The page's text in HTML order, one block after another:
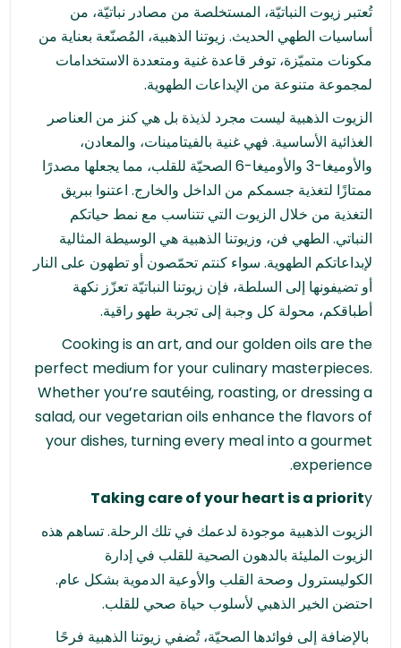
تُعتبر زيوت النباتيّة، المستخلصة من مصادر نباتيّة، من
أساسيات الطهي الحديث. زيوتنا الذهبية، المُصنّعة بعناية من
مكونات متميّزة، توفر قاعدة غنية ومتعددة الاستخدامات
لمجموعة متنوعة من الإبداعات الطهوية.
الزيوت الذهبية ليست مجرد لذيذة بل هي كنز من العناصر
الغذائية الأساسية. فهي غنية بالفيتامينات، والمعادن،
والأوميغا-3 والأوميغا-6 الصحيّة للقلب، مما يجعلها مصدرًا
ممتازًا لتغذية جسمكم من الداخل والخارج. اعتنوا ببريق
التغذية من خلال الزيوت التي تتناسب مع نمط حياتكم
النباتي. الطهي فن، وزيوتنا الذهبية هي الوسيطة المثالية
لإبداعاتكم الطهوية. سواء كنتم تحمّصون أو تطهون على النار
أو تضيفونها إلى السلطة، فإن زيوتنا النباتيّة تعزّز نكهة
أطباقكم، محولة كل وجبة إلى تجربة طهو راقية.
Cooking is an art, and our golden oils are the
perfect medium for your culinary masterpieces.
Whether you’re sautéing, roasting, or dressing a
salad, our vegetarian oils enhance the flavors of
your dishes, turning every meal into a gourmet
experience.
Taking care of your heart is a priority
الزيوت الذهبية موجودة لدعمك في تلك الرحلة. تساهم هذه
الزيوت المليئة بالدهون الصحية للقلب في إدارة
الكوليسترول وصحة القلب والأوعية الدموية بشكل عام.
احتضن الخير الذهبي لأسلوب حياة صحي للقلب.
بالإضافة إلى فوائدها الصحيّة، تُضفي زيوتنا الذهبية فرحًا